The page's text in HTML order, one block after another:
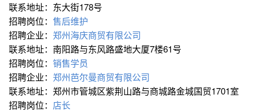
联系地址：东大街178号
招聘岗位： 售后维护
招聘企业： 郑州海庆商贸有限公司
联系地址：南阳路与东风路盛地大厦7楼61号
招聘岗位： 销售学员
招聘企业： 郑州芭尔曼商贸有限公司
联系地址：郑州市管城区紫荆山路与商城路金城国贸1701室
招聘岗位： 店长